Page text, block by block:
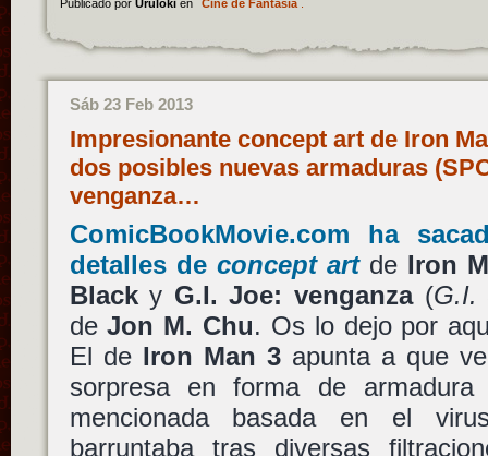
Publicado por Uruloki en Cine de Fantasía.
Sáb 23 Feb 2013
Impresionante concept art de Iron
dos posibles nuevas armaduras
venganza…
ComicBookMovie.com ha
detalles de concept artde Iron
Blacky G.I. Joe: venganza(G.I.
deJon M. Chu. Os lo dejo por
El de Iron Man 3apunta a que
sorpresa en forma de
mencionada basada en el
barruntaba tras diversas